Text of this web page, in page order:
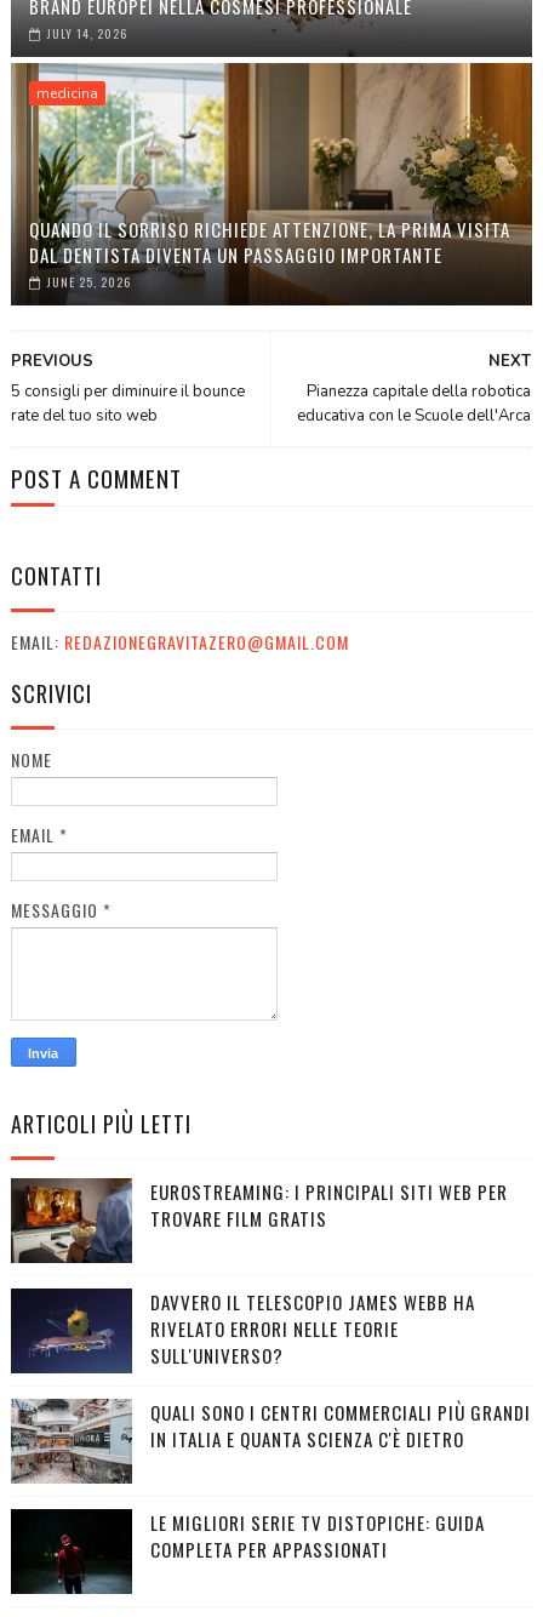
BRAND EUROPEI NELLA COSMESI PROFESSIONALE
JULY 14, 2026
medicina
QUANDO IL SORRISO RICHIEDE ATTENZIONE, LA PRIMA VISITA
DAL DENTISTA DIVENTA UN PASSAGGIO IMPORTANTE
JUNE 25, 2026
NEXT
Pianezza capitale della robotica
educativa con le Scuole dell'Arca
PREVIOUS
5 consigli per diminuire il bounce
rate del tuo sito web
POST A COMMENT
CONTATTI
EMAIL: REDAZIONEGRAVITAZERO@GMAIL.COM
SCRIVICI
NOME
EMAIL *
MESSAGGIO *
ARTICOLI PIÙ LETTI
EUROSTREAMING: I PRINCIPALI SITI WEB PER
TROVARE FILM GRATIS
DAVVERO IL TELESCOPIO JAMES WEBB HA
RIVELATO ERRORI NELLE TEORIE
SULL'UNIVERSO?
QUALI SONO I CENTRI COMMERCIALI PIÙ GRANDI
IN ITALIA E QUANTA SCIENZA C'È DIETRO
LE MIGLIORI SERIE TV DISTOPICHE: GUIDA
COMPLETA PER APPASSIONATI